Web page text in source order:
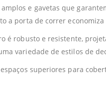
e gavetas que
a porta de correr
é robusto e resistente,
variedade de estilos de
superiores para